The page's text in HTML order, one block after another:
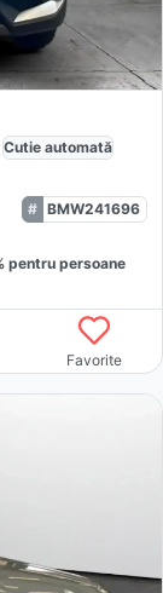
Cutie automată
BMW241696
pentru persoane
Favorite